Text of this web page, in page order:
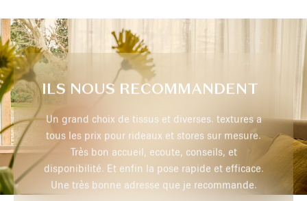
ILS NOUS RECOMMANDENT
a
et
Très professionnel, je recommande
29 juillet 2026